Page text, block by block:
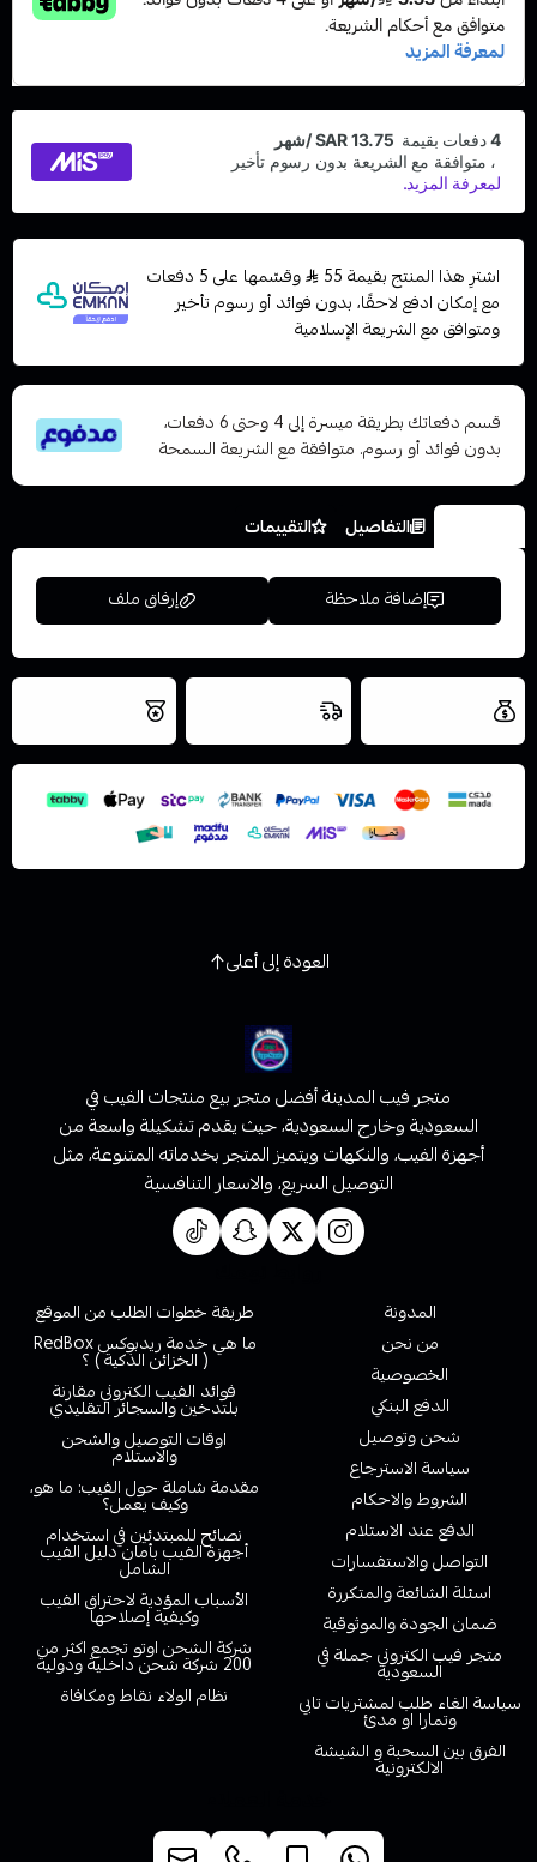
اشترِ هذا المنتج بقيمة 55
وقسّمها على 5 دفعات
مع إمكان ادفع لاحقًا، بدون فوائد أو رسوم تأخير
ومتوافق مع الشريعة الإسلامية
قسم دفعاتك بطريقة ميسرة إلى 4 وحتى 6 دفعات،
بدون فوائد أو رسوم. متوافقة مع الشريعة السمحة
التفاصيل التقييمات
إضافة ملاحظة إرفاق ملف
اسحب و افلت الملف هنا
استعراض
نتميز بلجودة
العودة إلى أعلى
متجر فيب المدينة أفضل متجر بيع منتجات الفيب في
السعودية وخارج السعودية، حيث يقدم تشكيلة واسعة من
أجهزة الفيب، والنكهات ويتميز المتجر بخدماته المتنوعة، مثل
التوصيل السريع، والاسعار التنافسية
المدونة
من نحن
الخصوصية
الدفع البنكي
شحن وتوصيل
سياسة الاسترجاع
الشروط والاحكام
الدفع عند الاستلام
التواصل والاستفسارات
اسئلة الشائعة والمتكررة
ضمان الجودة والموثوقية
متجر فيب الكتروني جملة في
السعودية
سياسة الغاء طلب لمشتريات تابي
وتمارا او مدئ
الفرق بين السحبة و الشيشة
الالكترونية
طريقة خطوات الطلب من الموقع
ما هي خدمة ريدبوكس RedBox
( الخزائن الذكية ) ؟
فوائد الفيب الكتروني مقارنة
بلتدخين والسجائر التقليدي
اوقات التوصيل والشحن
والاستلام
مقدمة شاملة حول الفيب: ما هو،
وكيف يعمل؟
نصائح للمبتدئين في استخدام
أجهزة الفيب بأمان دليل الفيب
الشامل
الأسباب المؤدية لاحتراق الفيب
وكيفية إصلاحها
شركة الشحن اوتو تجمع اكثر من
200 شركة شحن داخلية ودولية
نظام الولاء نقاط ومكافاة